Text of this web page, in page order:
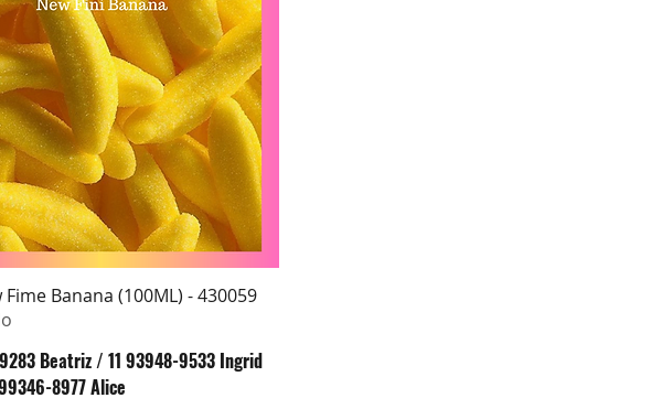
Visualização rápida
Fime Banana (100ML) - 430059
Beatriz / 11 93948-9533 Ingrid
8977 Alice